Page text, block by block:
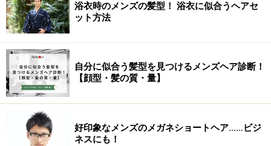
浴衣時のメンズの髪型！ 浴衣に似合うヘアセ
ット方法
自分に似合う髪型を見つけるメンズヘア診断！
【顔型・髪の質・量】
好印象なメンズのメガネショートヘア……ビジ
ネスにも！